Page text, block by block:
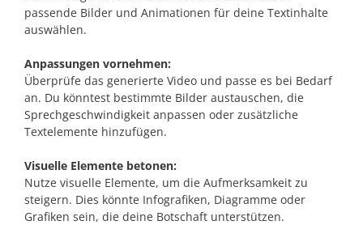
passende Bilder und Animationen für deine Textinhalte
auswählen.
Anpassungen vornehmen:
Überprüfe das generierte Video und passe es bei Bedarf
an. Du könntest bestimmte Bilder austauschen, die
Sprechgeschwindigkeit anpassen oder zusätzliche
Textelemente hinzufügen.
Visuelle Elemente betonen:
Nutze visuelle Elemente, um die Aufmerksamkeit zu
steigern. Dies könnte Infografiken, Diagramme oder
Grafiken sein, die deine Botschaft unterstützen.